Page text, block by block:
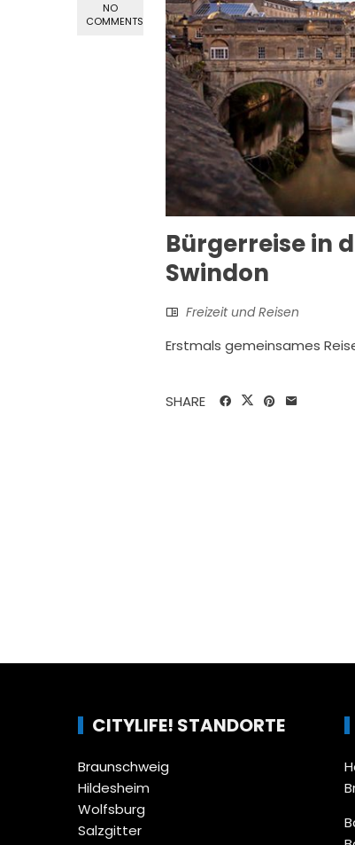
NO
COMMENTS
Bürgerreise in
Swindon
Freizeit und Reisen
Erstmals gemeinsames
SHARE
CITYLIFE! STANDORTE
Braunschweig
Hildesheim
Wolfsburg
Salzgitter